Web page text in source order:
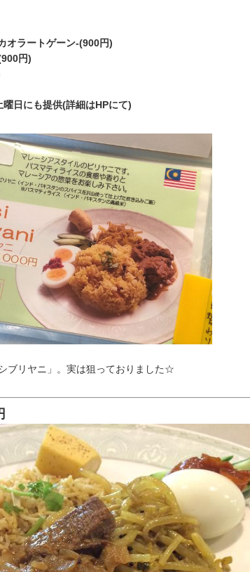
オラートゲーン-(900円)
円)
日にも提供(詳細はHPにて)
ブリヤニ」。実は狙っておりました☆